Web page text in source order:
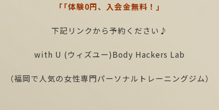
「「体験0円、入会金無料！」
下記リンクから予約ください♪
with U (ウィズユー)Body Hackers Lab
（福岡で人気の女性専門パーソナルトレーニングジム）